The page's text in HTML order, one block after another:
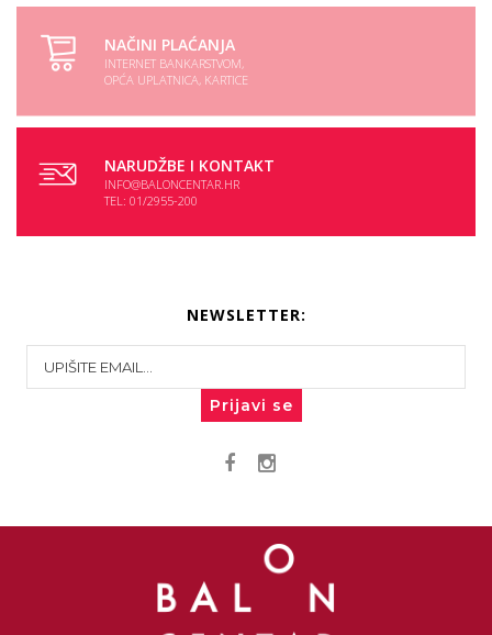
NAČINI PLAĆANJA
INTERNET BANKARSTVOM,
OPĆA UPLATNICA, KARTICE
NARUDŽBE I KONTAKT
INFO@BALONCENTAR.HR
TEL: 01/2955-200
NEWSLETTER:
Prijavi se